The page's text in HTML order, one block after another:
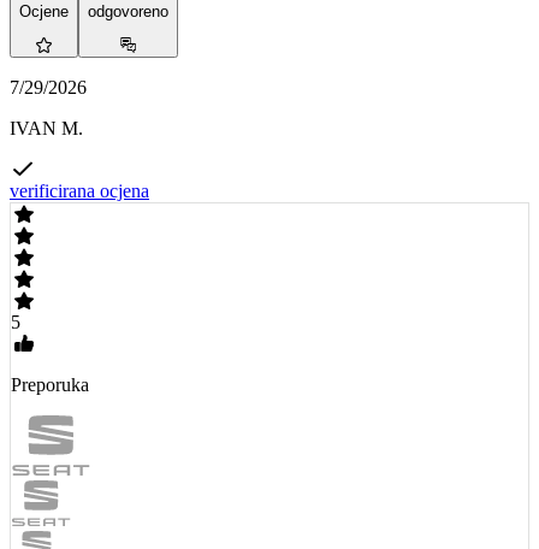
Ocjene
odgovoreno
7/29/2026
IVAN M.
verificirana ocjena
5
Preporuka